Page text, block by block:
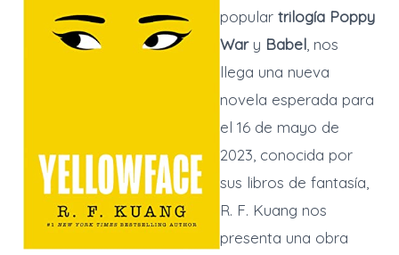
populartrilogía Poppy
Wary Babel , nos
llega una nueva
novela esperada para
el 16 de mayo de
2023, conocida por
sus libros de fantasía,
R. F. Kuang nos
presenta una obra